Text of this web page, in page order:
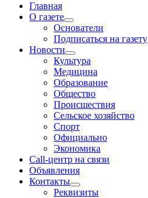
Главная
О газете
Основатели
Подписаться на газету
Новости
Культура
Медицина
Образование
Общество
Происшествия
Сельское хозяйство
Спорт
Официально
Экономика
Call-центр на связи
Объявления
Контакты
Реквизиты